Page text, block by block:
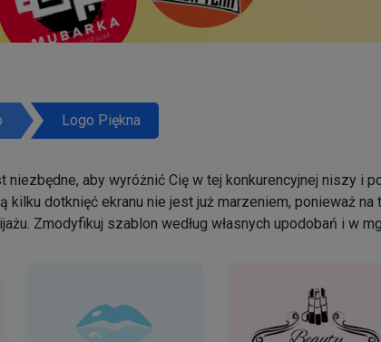
Logo Piękna
niezbędne, aby wyróżnić Cię w tej konkurencyjnej niszy i
kilku dotknięć ekranu nie jest już marzeniem, ponieważ
Zmodyfikuj szablon według własnych upodobań i w